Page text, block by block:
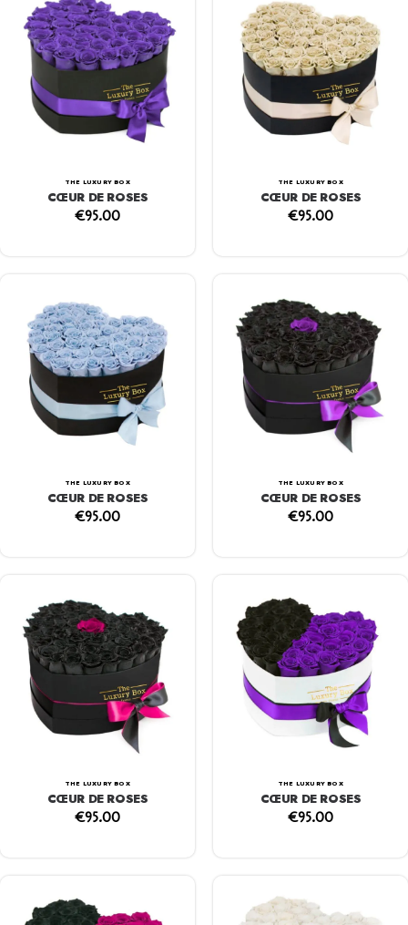
THE LUXURY BOX
CŒUR DE ROSES
€95.00
THE LUXURY BOX
CŒUR DE ROSES
€95.00
THE LUXURY BOX
CŒUR DE ROSES
€95.00
THE LUXURY BOX
CŒUR DE ROSES
€95.00
THE LUXURY BOX
CŒUR DE ROSES
€95.00
THE LUXURY BOX
CŒUR DE ROSES
€95.00